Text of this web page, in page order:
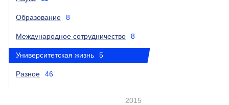
Образование 8
Международное сотрудничество 8
Университетская жизнь 5
Разное 46
2015